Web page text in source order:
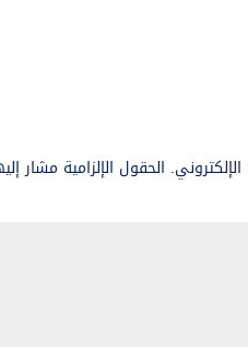
الحقول الإلزامية مشار